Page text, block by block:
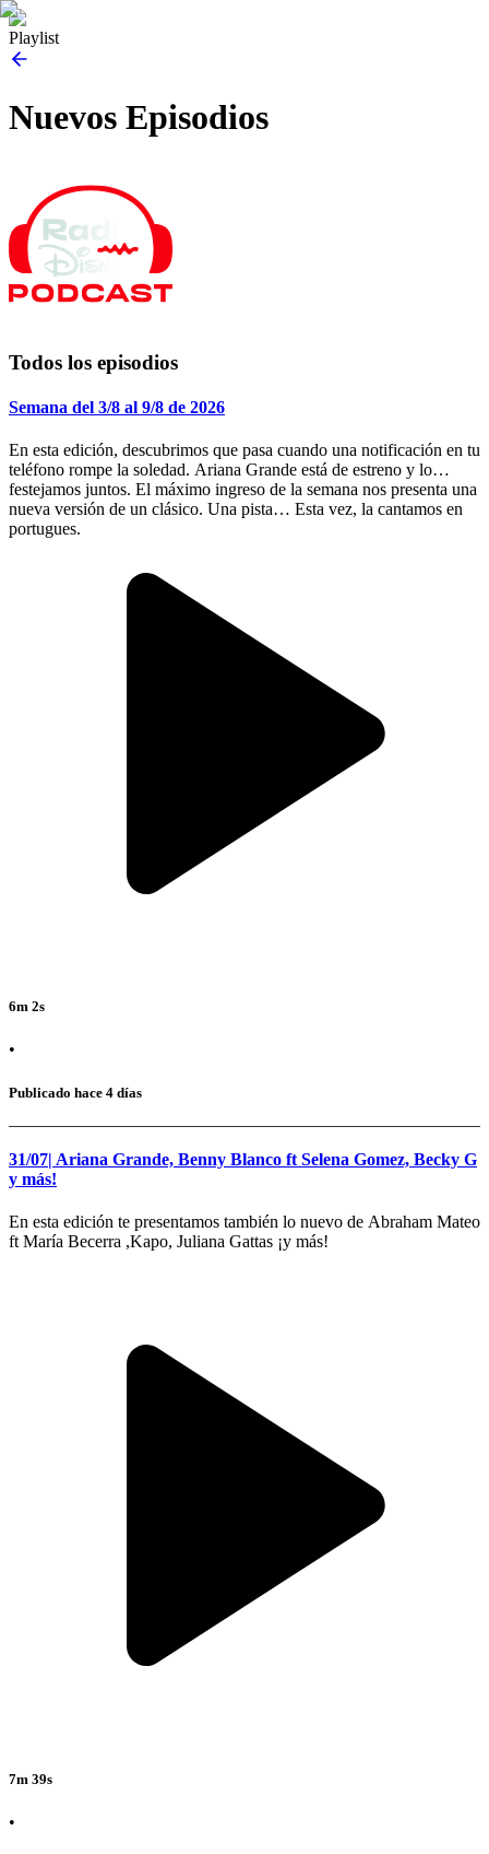
Playlist
Nuevos Episodios
Todos los episodios
Semana del 3/8 al 9/8 de 2026
En esta edición, descubrimos que pasa cuando una notificación en tu
teléfono rompe la soledad. Ariana Grande está de estreno y lo
festejamos juntos. El máximo ingreso de la semana nos presenta una
nueva versión de un clásico. Una pista… Esta vez, la cantamos en
portugues.
6m 2s
•
Publicado hace 4 días
31/07| Ariana Grande, Benny Blanco ft Selena Gomez, Becky G
y más!
En esta edición te presentamos también lo nuevo de Abraham Mateo
ft María Becerra ,Kapo, Juliana Gattas ¡y más!
7m 39s
•